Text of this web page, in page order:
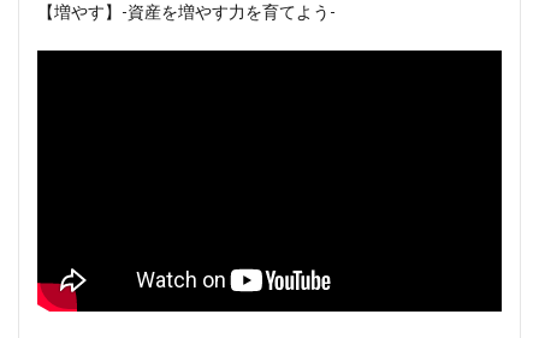
【増やす】-資産を増やす力を育てよう-